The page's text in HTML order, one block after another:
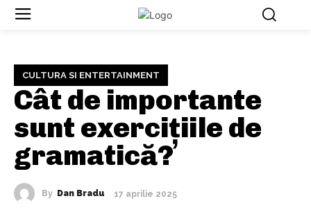
CULTURA SI ENTERTAINMENT
Cât de importante
sunt exercițiile de
gramatică?
By Dan Bradu 17 aprilie 2025